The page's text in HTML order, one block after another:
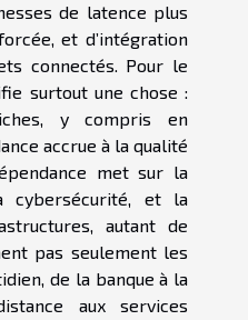
de latence plus
et d’intégration
connectés. Pour le
surtout une chose :
y compris en
accrue à la qualité
met sur la
cybersécurité, et la
autant de
pas seulement les
de la banque à la
aux services